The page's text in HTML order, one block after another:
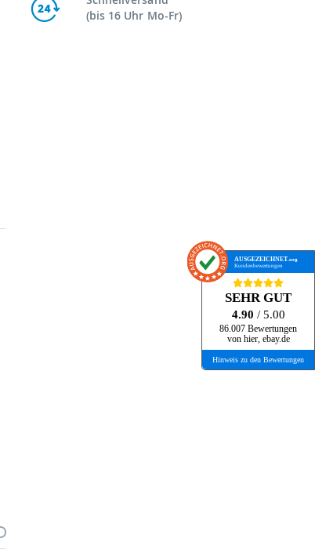
(bis 16 Uhr Mo-Fr)
AUSGEZEICHNET.org
Kundenbewertungen
SEHR GUT
4.90 / 5.00
86.007 Bewertungen
von hier, ebay.de
Hinweis zu den Bewertungen